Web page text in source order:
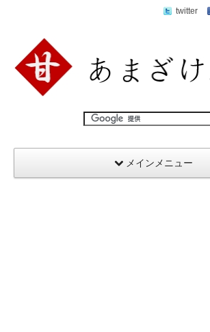
twitter
メインメニュー